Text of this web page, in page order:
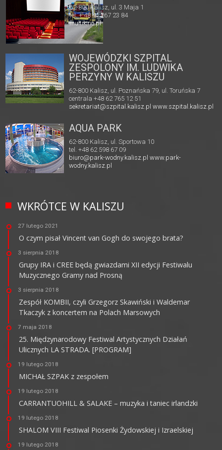
62-800 Kalisz, ul. 3 Maja 1
tel. + 48 41 267 23 84
multikino.pl
WOJEWÓDZKI SZPITAL
ZESPOLONY IM. LUDWIKA
PERZYNY W KALISZU
62-800 Kalisz, ul. Poznańska 79, ul. Toruńska 7
centrala +48 62 765 12 51
sekretariat@szpital.kalisz.pl www.szpital.kalisz.pl
AQUA PARK
62-800 Kalisz, ul. Sportowa 10
tel. +48 62 598 67 09
biuro@park-wodny.kalisz.pl www.park-
wodny.kalisz.pl
WKRÓTCE W KALISZU
27 lutego 2021
O czym pisał Vincent van Gogh do swojego brata?
3 sierpnia 2018
Grupy IRA i CREE będą gwiazdami XII edycji Festiwalu
Muzycznego Gramy nad Prosną
3 sierpnia 2018
Zespół KOMBII, czyli Grzegorz Skawiński i Waldemar
Tkaczyk z koncertem na Polach Marsowych
7 maja 2018
25. Międzynarodowy Festiwal Artystycznych Działań
Ulicznych LA STRADA. [PROGRAM]
19 lutego 2018
MICHAŁ SZPAK z zespołem
19 lutego 2018
CARRANTUOHILL & SALAKE – muzyka i taniec irlandzki
19 lutego 2018
SHALOM VIII Festiwal Piosenki Żydowskiej i Izraelskiej
19 lutego 2018